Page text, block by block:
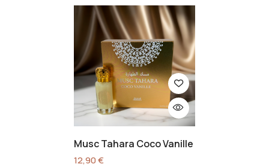
Musc Tahara Coco Vanille
12,90€